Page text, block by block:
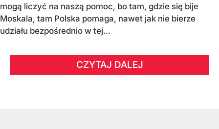
mogą liczyć na naszą pomoc, bo tam, gdzie się bije
Moskala, tam Polska pomaga, nawet jak nie bierze
udziału bezpośrednio w tej...
CZYTAJ DALEJ